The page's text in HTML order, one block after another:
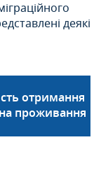
деякі
отримання
проживання